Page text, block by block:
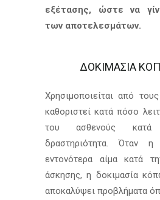
εξέτασης, ώστε να
των αποτελεσμάτων.
ΔΟΚΙΜΑΣΙΑ
Χρησιμοποιείται από
καθοριστεί κατά πόσο
του ασθενούς
δραστηριότητα. Όταν η
εντονότερα αίμα κατά
άσκησης, η δοκιμασία
αποκαλύψει προβλήματα